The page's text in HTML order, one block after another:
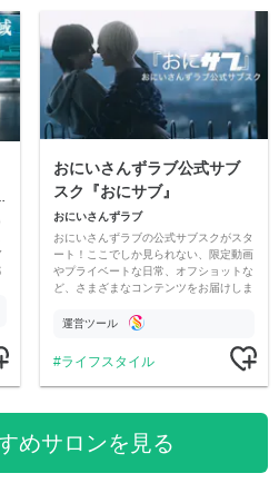
コヤミナティ」
おにいさんずラブ公式サブ
スク『おにサブ』
おにいさんずラブ
おにいさんずラブの公式サブスクがスタ
ート！ここでしか見られない、限定動画
やプライベートな日常、オフショットな
ど、さまざまなコンテンツをお届けしま
運営ツール
ライフスタイル
めサロンを見る